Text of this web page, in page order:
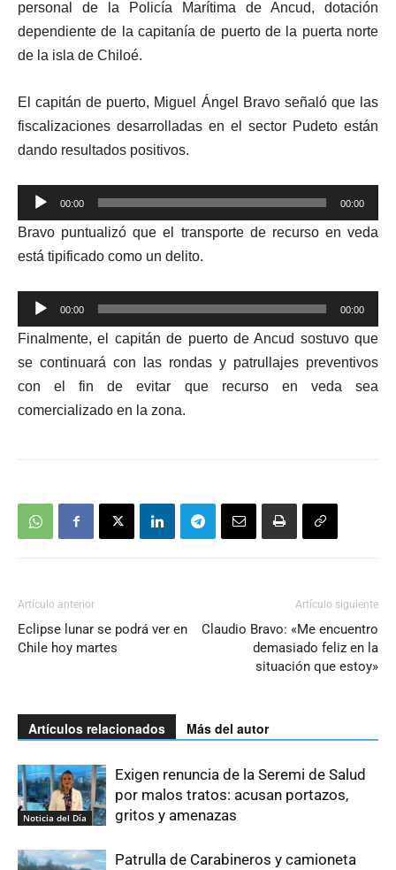
personal de la Policía Marítima de Ancud, dotación
dependiente de la capitanía de puerto de la puerta norte
de la isla de Chiloé.
El capitán de puerto, Miguel Ángel Bravo señaló que las
fiscalizaciones desarrolladas en el sector Pudeto están
dando resultados positivos.
Reproductor
de
audio
00:00 00:00
Bravo puntualizó que el transporte de recurso en veda
está tipificado como un delito.
Reproductor
de
audio
00:00 00:00
Finalmente, el capitán de puerto de Ancud sostuvo que
se continuará con las rondas y patrullajes preventivos
con el fin de evitar que recurso en veda sea
comercializado en la zona.
Artículo anterior
Eclipse lunar se podrá ver en
Chile hoy martes
Artículo siguiente
Claudio Bravo: «Me encuentro
demasiado feliz en la
situación que estoy»
Artículos relacionados Más del autor
Noticia del Día
Exigen renuncia de la Seremi de Salud
por malos tratos: acusan portazos,
gritos y amenazas
Patrulla de Carabineros y camioneta